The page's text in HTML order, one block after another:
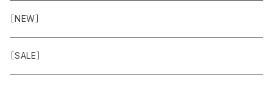
◾️長く楽しむ用
◾️特別なご褒美/嗜好性高
臓-肝腎心膵
免疫力・健康維持
オーナー雑貨
［NEW］
［SALE］